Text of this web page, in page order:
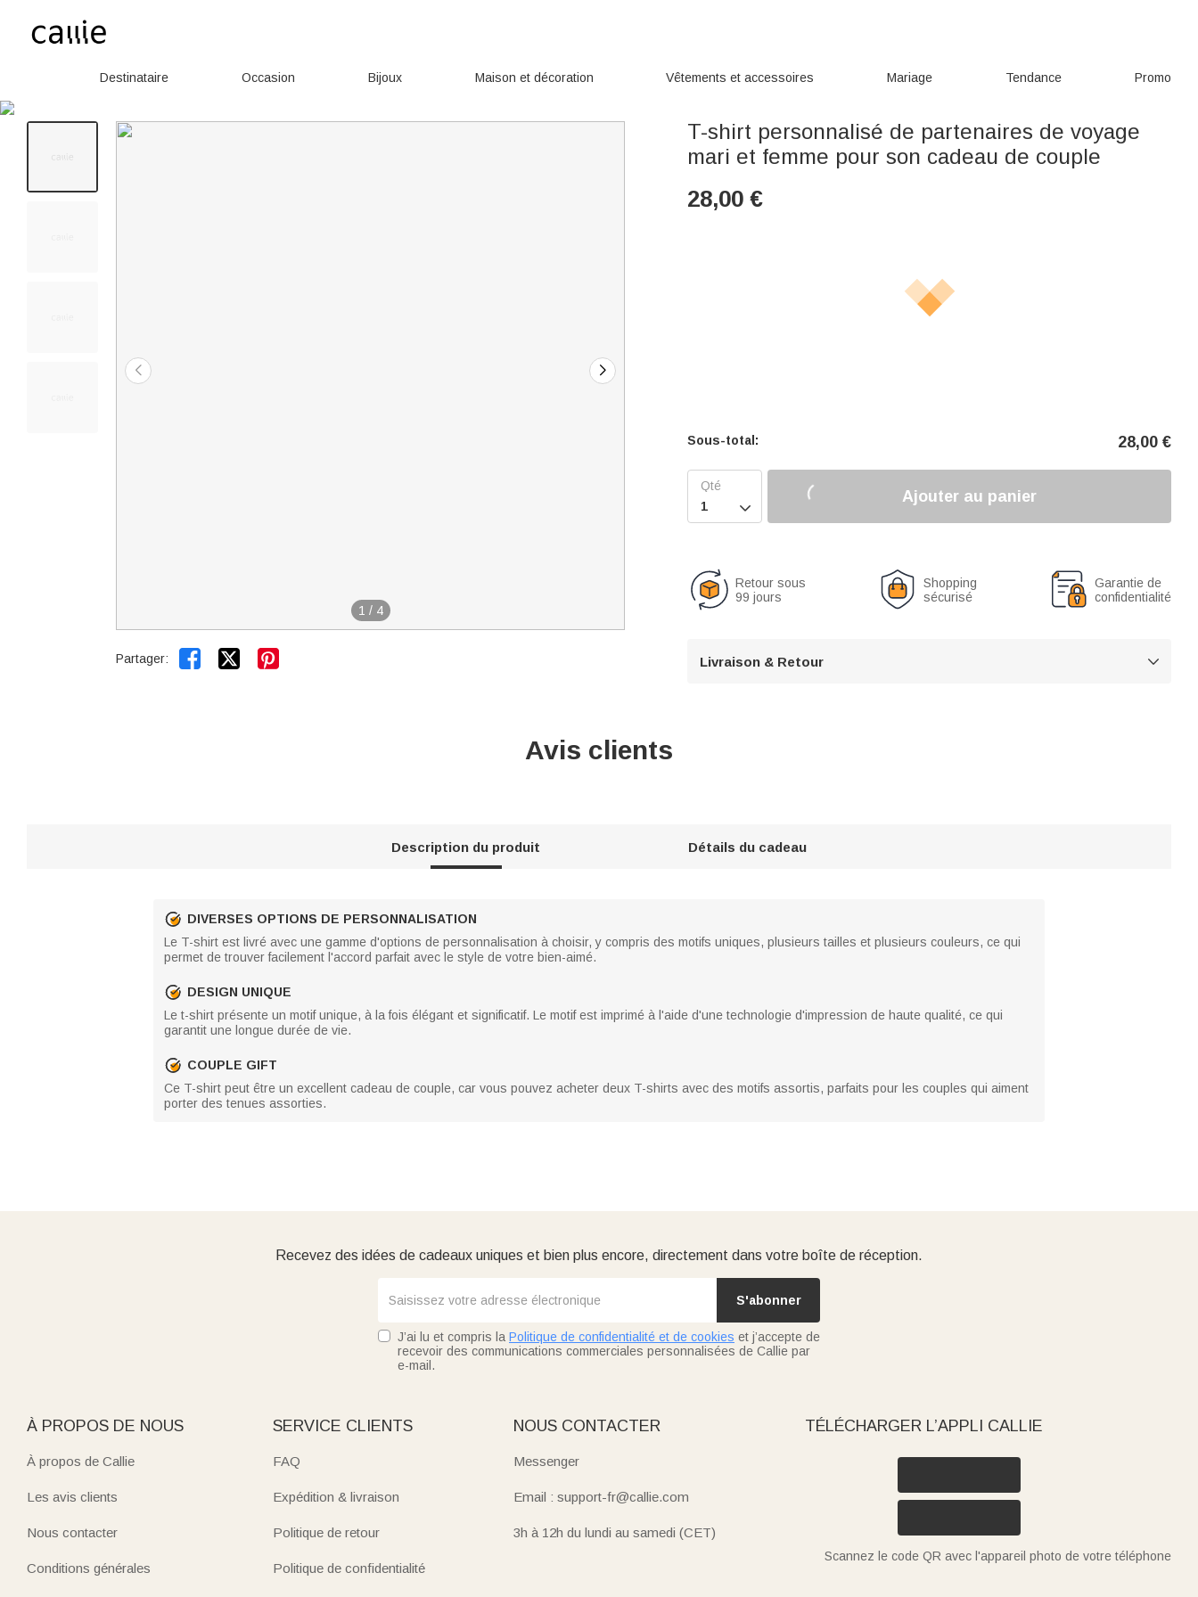
Destinataire Occasion Bijoux Maison et décoration Vêtements et accessoires Mariage Tendance Promo
1 / 4
Partager:  
T-shirt personnalisé de partenaires de voyage
mari et femme pour son cadeau de couple
28,00 €
Sous-total: 28,00 €

Ajouter au panier
Retour sous
99 jours
Shopping
sécurisé
Garantie de
confidentialité
Livraison & Retour 
Avis clients
Description du produit Détails du cadeau
DIVERSES OPTIONS DE PERSONNALISATION
Le T-shirt est livré avec une gamme d'options de personnalisation à choisir, y compris des motifs uniques, plusieurs tailles et plusieurs couleurs, ce qui
permet de trouver facilement l'accord parfait avec le style de votre bien-aimé.
DESIGN UNIQUE
Le t-shirt présente un motif unique, à la fois élégant et significatif. Le motif est imprimé à l'aide d'une technologie d'impression de haute qualité, ce qui
garantit une longue durée de vie.
COUPLE GIFT
Ce T-shirt peut être un excellent cadeau de couple, car vous pouvez acheter deux T-shirts avec des motifs assortis, parfaits pour les couples qui aiment
porter des tenues assorties.
Recevez des idées de cadeaux uniques et bien plus encore, directement dans votre boîte de réception.
S'abonner
J’ai lu et compris la Politique de confidentialité et de cookies et j’accepte de
recevoir des communications commerciales personnalisées de Callie par
e-mail.
À PROPOS DE NOUS
À propos de Callie
Les avis clients
Nous contacter
Conditions générales
SERVICE CLIENTS
FAQ
Expédition & livraison
Politique de retour
Politique de confidentialité
NOUS CONTACTER
Messenger
Email : support-fr@callie.com
3h à 12h du lundi au samedi (CET)
TÉLÉCHARGER L’APPLI CALLIE
Scannez le code QR avec l'appareil photo de votre téléphone